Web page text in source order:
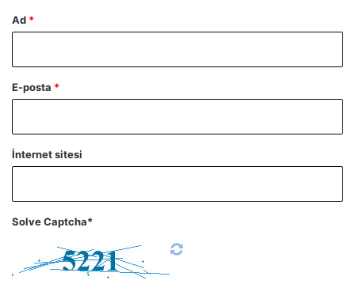
Ad *
E-posta *
İnternet sitesi
Solve Captcha*